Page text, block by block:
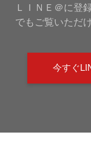
ＬＩＮＥ＠に登
でもご覧いただ
今すぐ